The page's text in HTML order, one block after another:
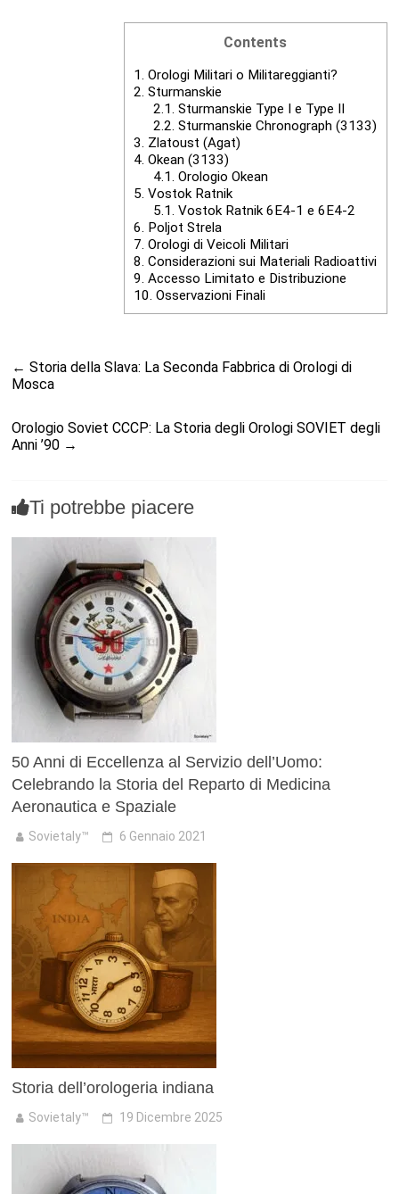
Contents
1. Orologi Militari o Militareggianti?
2. Sturmanskie
2.1. Sturmanskie Type I e Type II
2.2. Sturmanskie Chronograph (3133)
3. Zlatoust (Agat)
4. Okean (3133)
4.1. Orologio Okean
5. Vostok Ratnik
5.1. Vostok Ratnik 6E4-1 e 6E4-2
6. Poljot Strela
7. Orologi di Veicoli Militari
8. Considerazioni sui Materiali Radioattivi
9. Accesso Limitato e Distribuzione
10. Osservazioni Finali
← Storia della Slava: La Seconda Fabbrica di Orologi di
Mosca
Orologio Soviet CCCP: La Storia degli Orologi SOVIET degli
Anni ’90 →
Ti potrebbe piacere
50 Anni di Eccellenza al Servizio dell’Uomo:
Celebrando la Storia del Reparto di Medicina
Aeronautica e Spaziale
Sovietaly™ 6 Gennaio 2021
Storia dell’orologeria indiana
Sovietaly™ 19 Dicembre 2025